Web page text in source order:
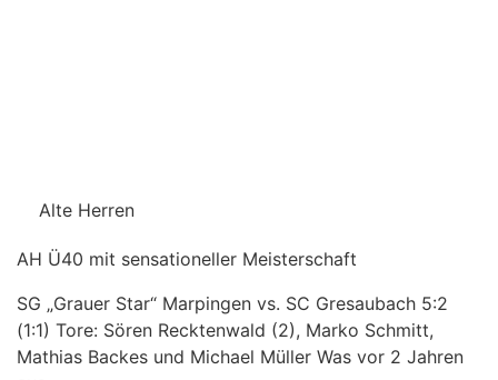
Alte Herren
AH Ü40 mit sensationeller Meisterschaft
SG „Grauer Star“ Marpingen vs. SC Gresaubach 5:2
(1:1) Tore: Sören Recktenwald (2), Marko Schmitt,
Mathias Backes und Michael Müller Was vor 2 Jahren